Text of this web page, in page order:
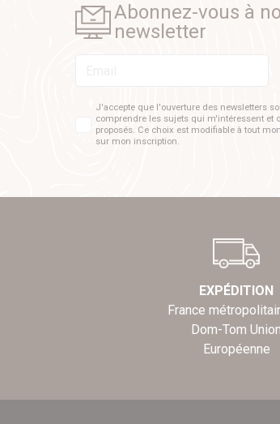
Abonnez-vous à
newsletter
J'accepte que l'ouverture des newsletters
comprendre les sujets qui m'intéressent et
proposés. Ce choix est modifiable à tout
sur mon inscription.
EXPÉDITION
France
Dom-Tom Union
Européenne